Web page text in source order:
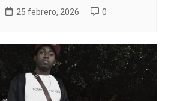
25 febrero, 2026 0